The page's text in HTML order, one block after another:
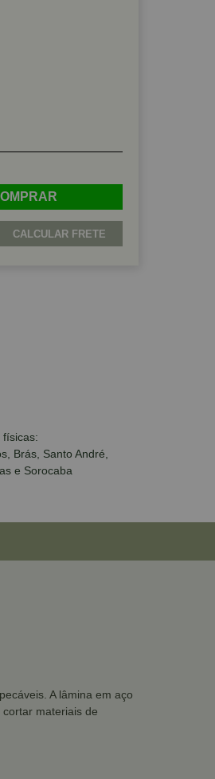
CALCULAR FRETE
físicas:
Brás, Santo André,
e Sorocaba
A lâmina em aço
materiais de